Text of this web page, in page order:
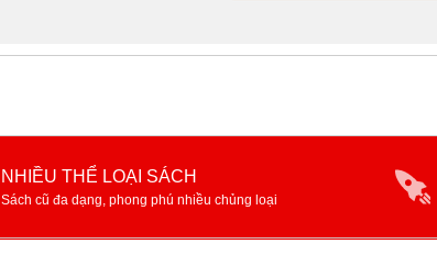
NHIỀU THỂ LOẠI SÁCH
Sách cũ đa dạng, phong phú nhiều chủng loại